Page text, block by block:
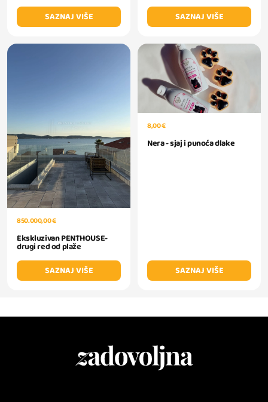
SAZNAJ VIŠE
SAZNAJ VIŠE
850.000,00 €
Ekskluzivan PENTHOUSE-
drugi red od plaže
SAZNAJ VIŠE
8,00 €
Nera - sjaj i punoća dlake
SAZNAJ VIŠE